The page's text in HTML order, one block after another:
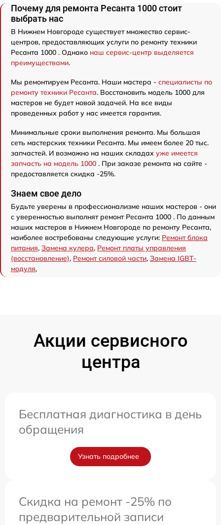
Почему для ремонта Ресанта 1000 стоит
выбрать нас
В Нижнем Новгороде существует множество сервис-
центров, предоставляющих услуги по ремонту техники
Ресанта 1000 . Однако наш сервис-центр выделяется
преимуществами.
Мы ремонтируем Ресанта. Наши мастера - специалисты по
ремонту техники Ресанта. Восстановить модель 1000 для
мастеров не будет новой задачей. На все виды
проведенных работ у нас имеется гарантия.
Минимальные сроки выполнения ремонта. Мы большая
сеть мастерских техники Ресанта. Мы имеем более 20 тыс.
запчастей. И возможно на наших складах уже имеется
запчасть на модель 1000 . При заказе ремонта на сайте -
предоставляется скидка -25%.
Знаем свое дело
Будьте уверены в профессионализме наших мастеров - они
с уверенностью выполнят ремонт Ресанта 1000 . По данным
наших мастеров в Нижнем Новгороде по ремонту Ресанта,
наиболее востребованы следующие услуги: Ремонт блока
питания, Замена кулера, Ремонт платы управления
(восстановление), Ремонт силовой части, Замена IGBT-
модуля,
Акции сервисного
центра
Бесплатная диагностика в день
обращения
Узнать подробнее
Скидка на ремонт -25% по
предварительной записи